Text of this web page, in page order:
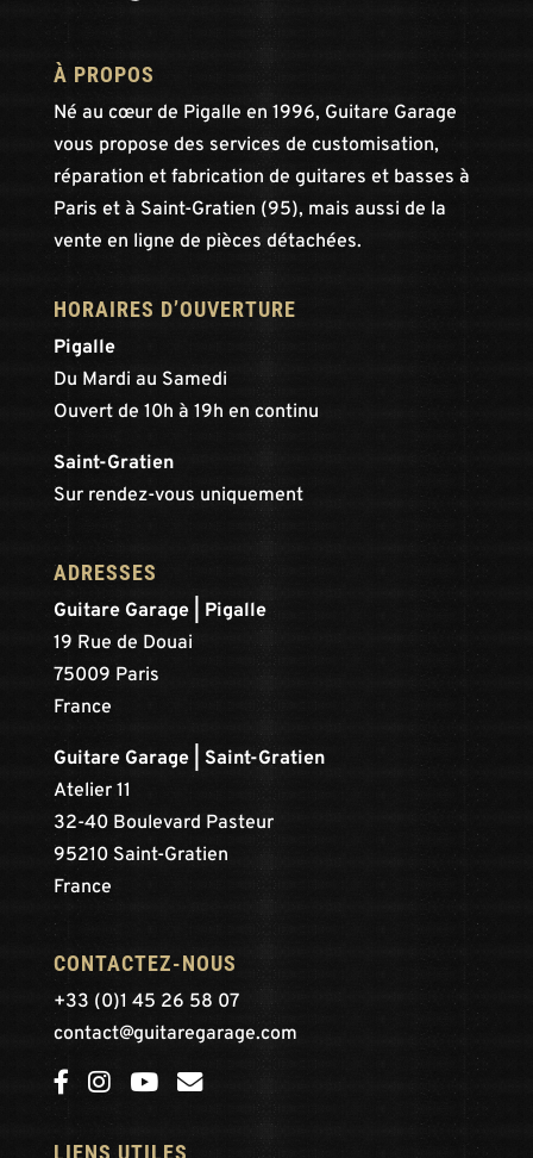
À PROPOS
Né au cœur de Pigalle en 1996, Guitare Garage
vous propose des services de customisation,
réparation et fabrication de guitares et basses à
Paris et à Saint-Gratien (95), mais aussi de la
vente en ligne de pièces détachées.
HORAIRES D’OUVERTURE
Pigalle
Du Mardi au Samedi
Ouvert de 10h à 19h en continu
Saint-Gratien
Sur rendez-vous uniquement
ADRESSES
Guitare Garage | Pigalle
19 Rue de Douai
75009 Paris
France
Guitare Garage | Saint-Gratien
Atelier 11
32-40 Boulevard Pasteur
95210 Saint-Gratien
France
CONTACTEZ-NOUS
+33 (0)1 45 26 58 07
contact@guitaregarage.com
LIENS UTILES